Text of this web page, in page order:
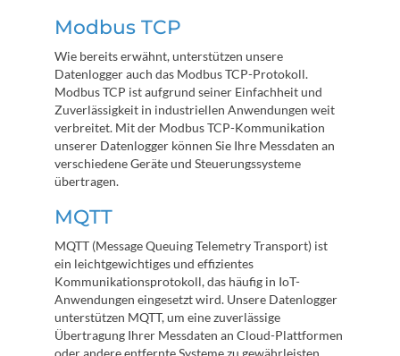
Modbus TCP
Wie bereits erwähnt, unterstützen unsere
Datenlogger auch das Modbus TCP-Protokoll.
Modbus TCP ist aufgrund seiner Einfachheit und
Zuverlässigkeit in industriellen Anwendungen weit
verbreitet. Mit der Modbus TCP-Kommunikation
unserer Datenlogger können Sie Ihre Messdaten an
verschiedene Geräte und Steuerungssysteme
übertragen.
MQTT
MQTT (Message Queuing Telemetry Transport) ist
ein leichtgewichtiges und effizientes
Kommunikationsprotokoll, das häufig in IoT-
Anwendungen eingesetzt wird. Unsere Datenlogger
unterstützen MQTT, um eine zuverlässige
Übertragung Ihrer Messdaten an Cloud-Plattformen
oder andere entfernte Systeme zu gewährleisten.